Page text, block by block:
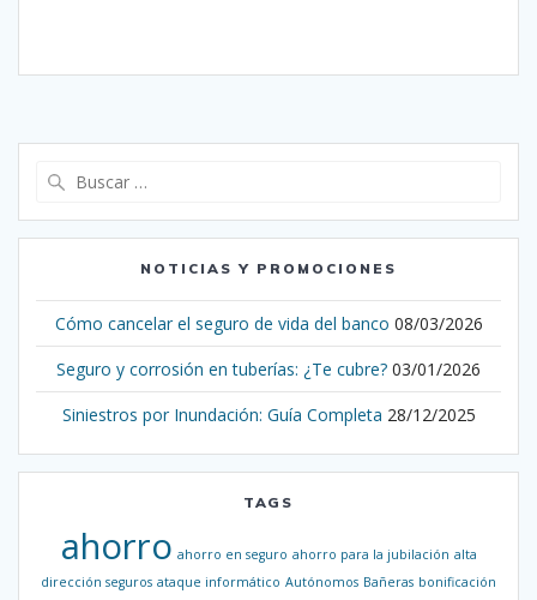
NOTICIAS Y PROMOCIONES
Cómo cancelar el seguro de vida del banco 08/03/2026
Seguro y corrosión en tuberías: ¿Te cubre? 03/01/2026
Siniestros por Inundación: Guía Completa 28/12/2025
TAGS
ahorro ahorro en seguro ahorro para la jubilación alta
dirección seguros ataque informático Autónomos Bañeras bonificación